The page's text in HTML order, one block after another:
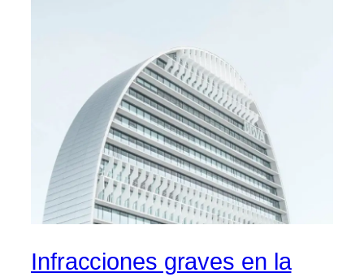
Infracciones graves en la